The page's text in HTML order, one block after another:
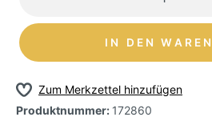
IN DEN
Zum Merkzettel hinzufügen
Produktnummer: 172860